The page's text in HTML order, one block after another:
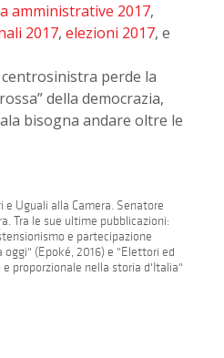
amministrative 2017,
2017, elezioni 2017, e
perde la
della democrazia,
bisogna andare oltre le
e Uguali alla Camera. Senatore
Tra le sue ultime pubblicazioni:
e partecipazione
oggi" (Epoké, 2016) e "Elettori ed
proporzionale nella storia d'Italia"